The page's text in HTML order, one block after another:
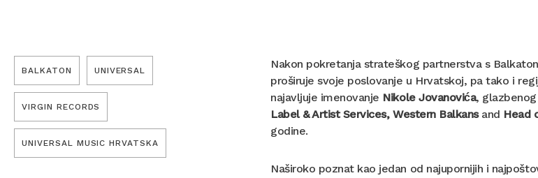
BALKATON UNIVERSAL
VIRGIN RECORDS
UNIVERSAL MUSIC HRVATSKA
Nakon pokretanja strateškog partnerstva s
proširuje svoje poslovanje u Hrvatskoj, pa tako i
najavljuje imenovanje Nikole Jovanovića,
Label & Artist Services, Western Balkansand Head
godine.
Naširoko poznat kao jedan od najupornijih i